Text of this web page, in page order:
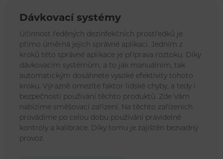
Dávkovací systémy
Účinnost ředěných dezinfekčních prostředků je
přímo úměrná jejich správné aplikaci. Jedním z
kroků této správné aplikace je příprava roztoku. Díky
dávkovacím systémům, a to jak manuálním, tak
automatickým dosáhnete vysoké efektivity tohoto
kroku. Výrazně omezíte faktor lidské chyby, a tedy i
bezpečnosti používání těchto produktů. Zde Vám
nabízíme směšovací zařízení. Na těchto zařízeních
provádíme po celou dobu používání pravidelné
kontroly a kalibrace. Díky tomu je zajištěn bezvadný
provoz.